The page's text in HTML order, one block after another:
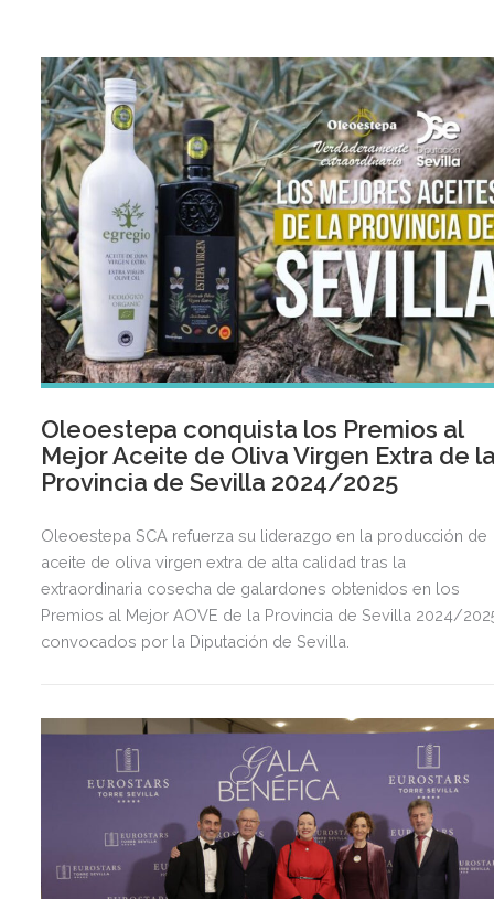
Oleoestepa conquista los Premios al
Mejor Aceite de Oliva Virgen Extra de
Provincia de Sevilla 2024/2025
Oleoestepa SCA refuerza su liderazgo en la producción de
aceite de oliva virgen extra de alta calidad tras la
extraordinaria cosecha de galardones obtenidos en los
Premios al Mejor AOVE de la Provincia de Sevilla 2024/
convocados por la Diputación de Sevilla.